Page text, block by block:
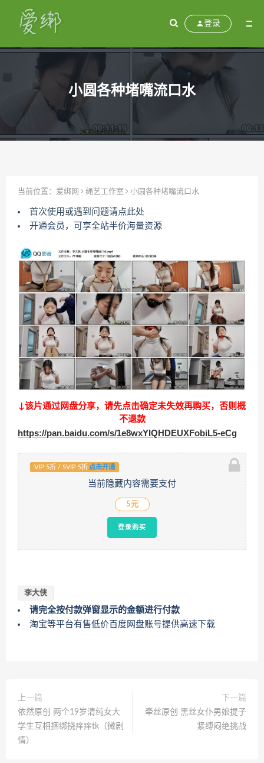
登录
小圆各种堵嘴流口水
当前位置： 爱绑网 绳艺工作室 小圆各种堵嘴流口水
首次使用或遇到问题请点此处
开通会员，可享全站半价海量资源
↓该片通过网盘分享，请先点击确定未失效再购买，否则概
不退款
https://pan.baidu.com/s/1e8wxYIQHDEUXFobiL5-eCg
VIP 5折 / SVIP 5折 点击开通
当前隐藏内容需要支付
5元
登录购买
李大侠
请完全按付款弹窗显示的金额进行付款
淘宝等平台有售低价百度网盘账号提供高速下载
上一篇
依然原创 两个19岁清纯女大
学生互相捆绑挠痒痒tk（微剧
情）
下一篇
牵丝原创 黑丝女仆男娘提子
紧缚闷绝挑战